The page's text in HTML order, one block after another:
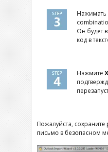
Нажимать
Он будет
код в
Нажмите
Пожалуйста,
письмо в безопасном